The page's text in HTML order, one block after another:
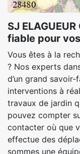
SJ
fiable pour
Vous êtes à la
? Nos experts
d’un grand
interventions à
travaux de jardin
pouvez compter
contacter où que
effectue des
sommes une